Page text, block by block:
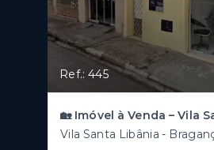
Ref.: 445